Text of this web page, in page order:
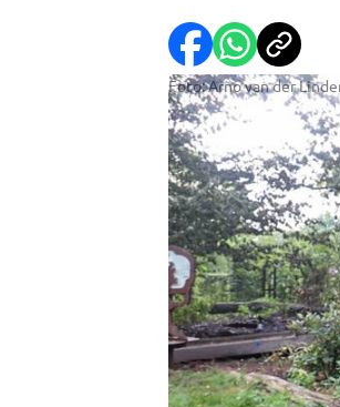
Foto: Arno van der